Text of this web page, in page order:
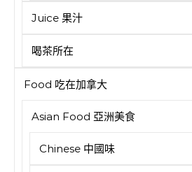
Juice 果汁
喝茶所在
Food 吃在加拿大
Asian Food 亞洲美食
Chinese 中國味